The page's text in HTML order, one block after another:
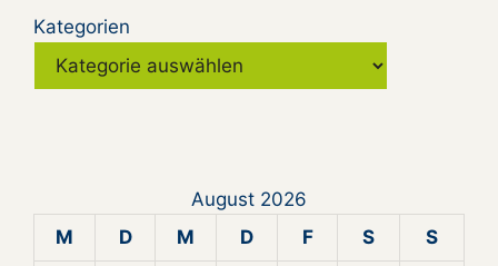
Kategorien
August 2026
M
D M D F S S